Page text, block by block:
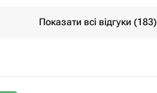
Показати всі відгуки (183)